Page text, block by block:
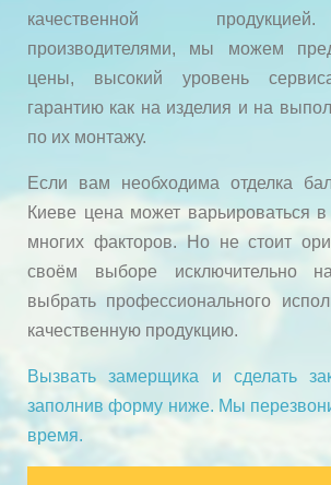
качественной
производителями, мы можем
цены, высокий уровень
гарантию как на изделия и на
по их монтажу.
Если вам необходима отделка
Киеве цена может варьироваться в
многих факторов. Но не стоит
своём выборе исключительно
выбрать профессионального
качественную продукцию.
Вызвать замерщика и сделать
заполнив форму ниже. Мы
время.